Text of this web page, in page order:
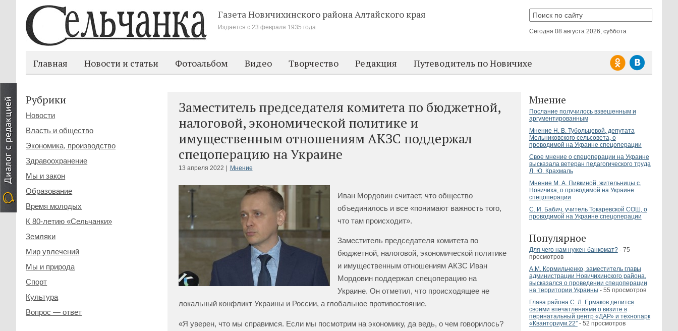
Газета Новичихинского районаАлтайского края
Издается с 23 февраля 1935 года
Сегодня 08 августа 2026, суббота
Главная Новости и статьи Фотоальбом Видео Творчество Редакция Путеводитель по Новичихе
Мнение
Послание получилось взвешенным и
аргументированным
Мнение Н. В. Тубольцевой, депутата
Мельниковского сельсовета, о
проводимой на Украине спецоперации
Свое мнение о спецоперации на Украине
высказала ветеран педагогического труда
Л. Ю. Крахмаль
Мнение М. А. Пивкиной, жительницы с.
Новичиха, о проводимой на Украине
спецоперации
С. И. Бабич, учитель Токаревской СОШ, о
проводимой на Украине спецоперации
Популярное
Для чего нам нужен банкомат?- 75
просмотров
А.М. Кормильченко, заместитель главы
администрации Новичихинского района,
высказался о проведении спецоперации
на территории Украины - 55 просмотров
Глава района С. Л. Ермаков делится
своими впечатлениями о визите в
перинатальный центр «ДАР» и технопарк
«Кванториум.22″- 52 просмотров
Заместитель председателя комитета по бюджетной,
налоговой, экономической политике и
имущественным отношениям АКЗС поддержал
спецоперацию на Украине
13 апреля 2022 | Мнение
Иван Мордовин считает, что общество
объединилось и все «понимают важность того,
что там происходит».
Заместитель председателя комитета по
бюджетной, налоговой, экономической политике
и имущественным отношениям АКЗС Иван
Мордовин поддержал спецоперацию на
Украине. Он отметил, что происходящее не
локальный конфликт Украины и России, а глобальное противостояние.
«Я уверен, что мы справимся. Если мы посмотрим на экономику, да ведь, о чем говорилось?
Рубрики
Новости
Власть и общество
Экономика, производство
Здравоохранение
Мы и закон
Образование
Время молодых
К 80-летию «Сельчанки»
Земляки
Мир увлечений
Мы и природа
Спорт
Культура
Вопрос — ответ